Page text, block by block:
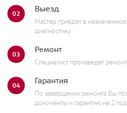
02 Выезд
Мастер приедет в
диагностику
03 Ремонт
Специалист произведет
04 Гарантия
По завершении ремонта Вы
документы и гарантию на 2